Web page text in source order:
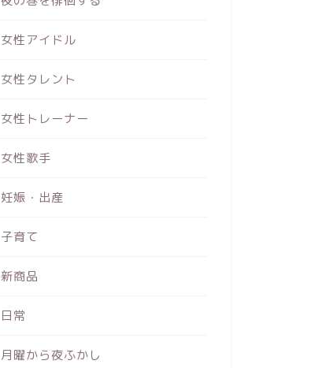
女性アイドル
女性タレント
女性トレーナー
女性歌手
妊娠・出産
子育て
新商品
日常
月曜から夜ふかし